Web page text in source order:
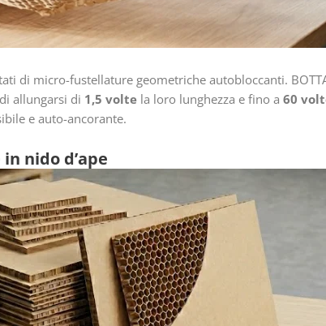
di micro-fustellature geometriche autobloccanti.
allungarsi di 1,5 volte la loro lunghezza e fino a 60
e auto-ancorante.
nido d’ape